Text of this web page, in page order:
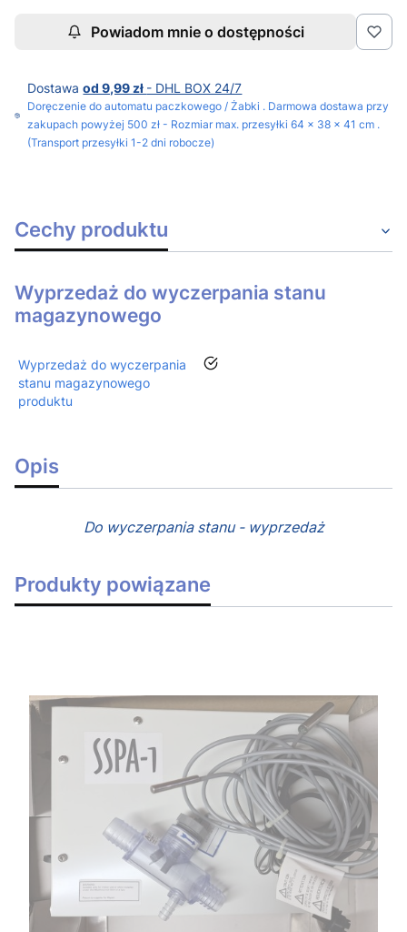
Powiadom mnie o dostępności
Dostawaod 9,99 zł - DHL BOX 24/7
Doręczenie do automatu paczkowego / Żabki . Darmowa dostawa przy
zakupach powyżej 500 zł - Rozmiar max. przesyłki 64 x 38 x 41 cm .
(Transport przesyłki 1-2 dni robocze)
Cechy produktu
Wyprzedaż do wyczerpania stanu
magazynowego
Wyprzedaż do wyczerpania
stanu magazynowego
produktu
tak
Opis
Do wyczerpania stanu - wyprzedaż
Produkty powiązane